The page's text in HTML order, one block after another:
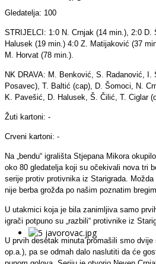
Gledatelja: 100
STRIJELCI: 1:0 N. Crnjak (14 min.), 2:0 D.
Halusek (19 min.) 4:0 Z. Matijaković (37
M. Horvat (78 min.).
NK DRAVA: M. Benković, S. Radanović, I.
Posavec), T. Baltić (cap), D. Šomoci, N.
K. Pavešić, D. Halusek, Š. Čilić, T. Ciglar
Žuti kartoni: -
Crveni kartoni: -
Na „bendu“ igrališta Stjepana Mikora
oko 80 gledatelja koji su očekivali nova tri
serije protiv protivnika iz Starigrada.
nije berba grožđa po našim poznatim
U utakmici koja je bila zanimljiva samo
igrači potpuno su „razbili“ protivnike iz
U prvih desetak minuta promašili smo
op.a.), pa se odmah dalo naslutiti da će